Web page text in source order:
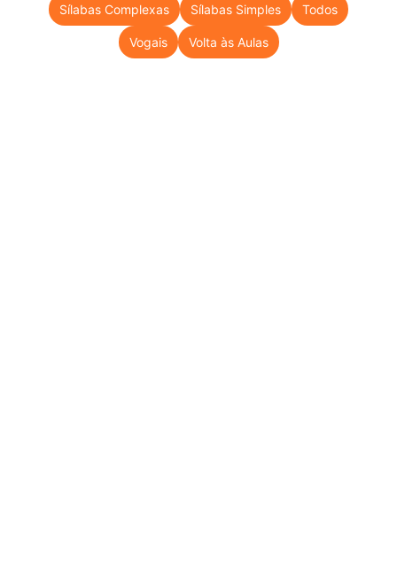
Sílabas Complexas Sílabas Simples Todos
Vogais Volta às Aulas